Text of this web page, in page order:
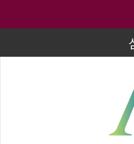
김
2023년
라